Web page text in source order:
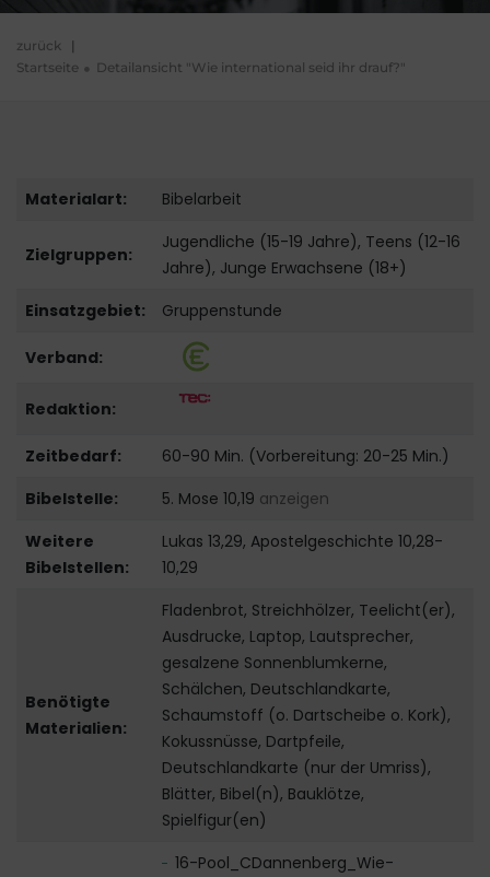
zurück |
Startseite
Detailansicht "Wie international seid ihr drauf?"
Materialart: Bibelarbeit
Zielgruppen:
Jugendliche (15-19 Jahre), Teens (12-16
Jahre), Junge Erwachsene (18+)
Einsatzgebiet:
Gruppenstunde
Verband:
Redaktion:
Zeitbedarf:
60-90 Min. (Vorbereitung: 20-25 Min.)
Bibelstelle:
5. Mose 10,19 anzeigen
Weitere
Bibelstellen:
Lukas 13,29, Apostelgeschichte 10,28-
10,29
Benötigte
Materialien:
Fladenbrot, Streichhölzer, Teelicht(er),
Ausdrucke, Laptop, Lautsprecher,
gesalzene Sonnenblumkerne,
Schälchen, Deutschlandkarte,
Schaumstoff (o. Dartscheibe o. Kork),
Kokussnüsse, Dartpfeile,
Deutschlandkarte (nur der Umriss),
Blätter, Bibel(n), Bauklötze,
Spielfigur(en)
16-Pool_CDannenberg_Wie-